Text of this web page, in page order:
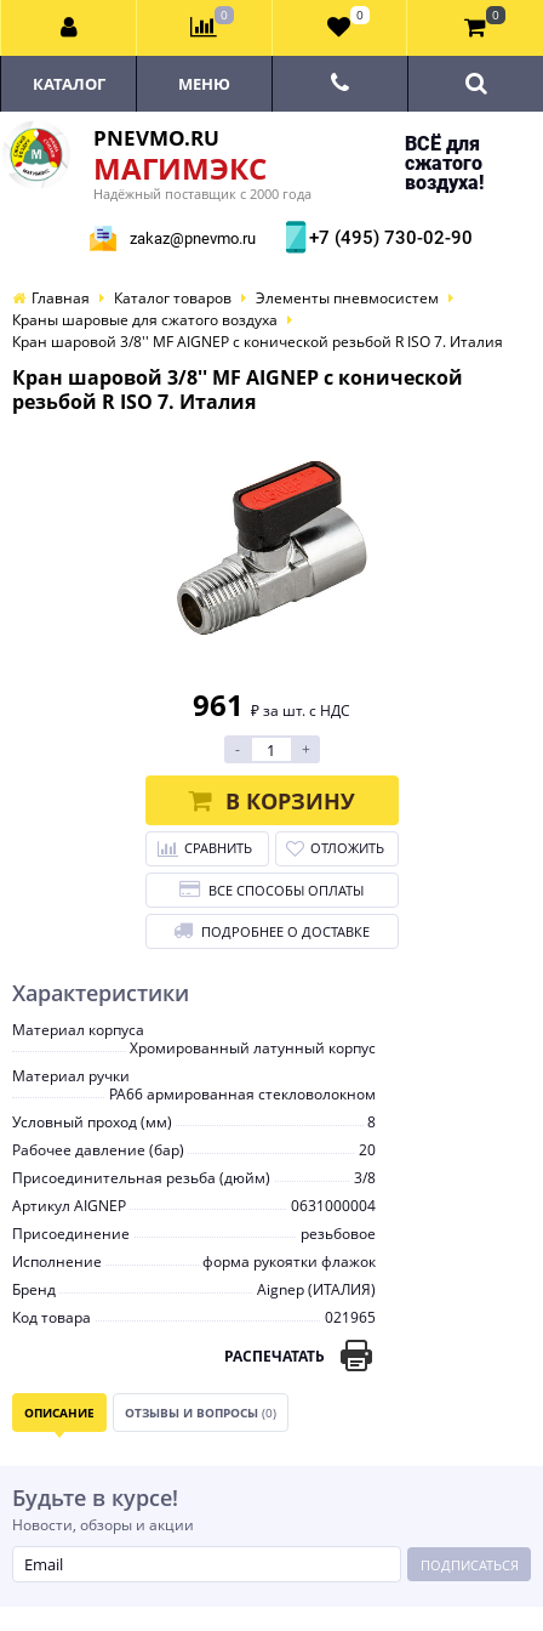
PNEVMO.RU
МАГИМЭКС
Надёжный поставщик с 2000 года
ВСЁ для
сжатого
воздуха!
zakaz@pnevmo.ru +7 (495) 730-02-90
КАТАЛОГ МЕНЮ
Главная Каталог товаров
Элементы пневмосистем
Краны шаровые для сжатого воздуха
Кран шаровой 3/8'' MF AIGNEP c конической резьбой R ISO 7. Италия
Кран шаровой 3/8'' MF AIGNEP c конической
резьбой R ISO 7. Италия
Характеристики
Материал корпуса
Хромированный латунный корпус
Материал ручки
PA66 армированная стекловолокном
Условный проход (мм)
8
Рабочее давление (бар)
20
Присоединительная резьба (дюйм)
3/8
Артикул AIGNEP
0631000004
Присоединение
резьбовое
Исполнение
форма рукоятки флажок
Бренд
Aignep (ИТАЛИЯ)
Код товара
021965
РАСПЕЧАТАТЬ
961 ₽ за шт. с НДС
-
+
В КОРЗИНУ
СРАВНИТЬ ОТЛОЖИТЬ
ВСЕ СПОСОБЫ ОПЛАТЫ
ПОДРОБНЕЕ О ДОСТАВКЕ
ОПИСАНИЕ ОТЗЫВЫ И ВОПРОСЫ (0)
Будьте в курсе!
Новости, обзоры и акции
ПОДПИСАТЬСЯ
0 0 0